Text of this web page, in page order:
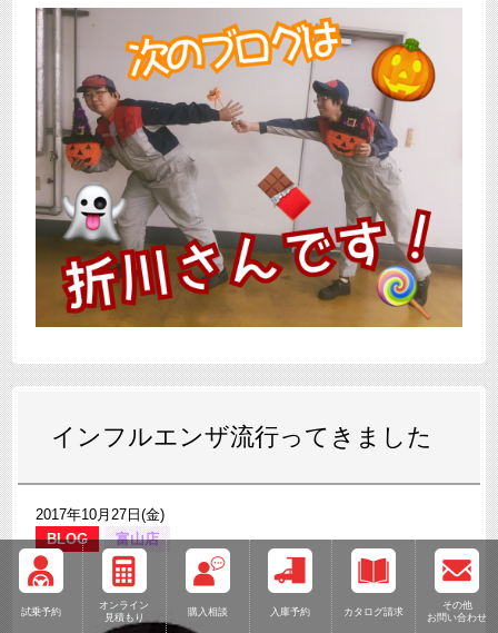
試乗予約
オンライン
見積もり
購入相談 入庫予約 カタログ請求
その他
お問い合わせ
インフルエンザ流行ってきました
2017年10月27日(金)
BLOG
富山店